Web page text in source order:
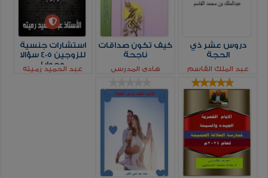
دروس عشر ذي
الحجة
عبد الملك القاسم
كيف تكون صداقات
ناجحة
هادي المدرسي
استشارات جنسية
للزوجين 405 سؤالا
وجوابا
عبد الحميد رميته